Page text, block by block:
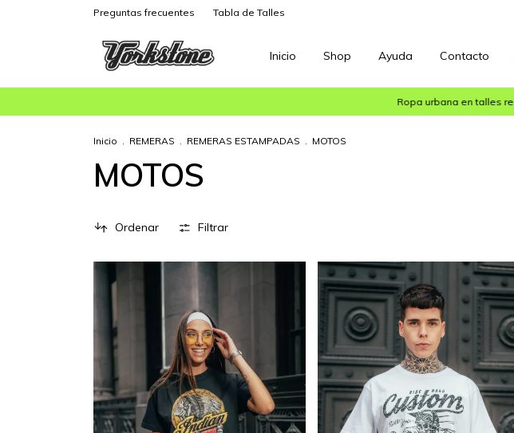
Preguntas frecuentes Tabla de Talles
Inicio Shop Ayuda Contacto
Ropa urbana en talles reales hasta el 8xl
Inicio . REMERAS . REMERAS ESTAMPADAS . MOTOS
MOTOS
Ordenar Filtrar